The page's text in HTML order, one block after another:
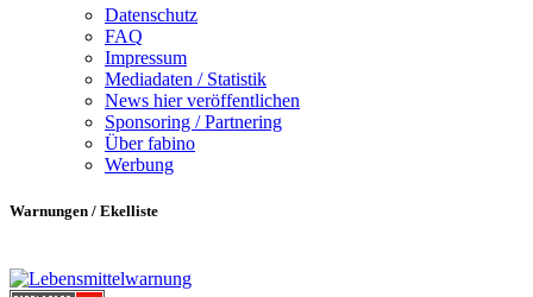
Datenschutz
FAQ
Impressum
Mediadaten / Statistik
News hier veröffentlichen
Sponsoring / Partnering
Über fabino
Werbung
Warnungen / Ekelliste